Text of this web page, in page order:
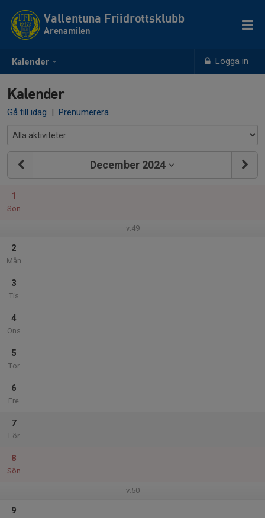
Kalender Logga in
Vallentuna Friidrottsklubb
Arenamilen
Kalender
Gå till idag | Prenumerera
December 2024
1
Sön
v.49
2
Mån
3
Tis
4
Ons
5
Tor
6
Fre
7
Lör
8
Sön
v.50
9